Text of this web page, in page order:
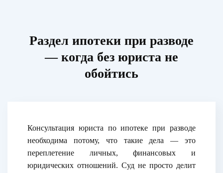
Раздел ипотеки при разводе
— когда без юриста не
обойтись
Консультация юриста по ипотеке при разводе
необходима потому, что такие дела — это
переплетение личных, финансовых и
юридических отношений. Суд не просто делит